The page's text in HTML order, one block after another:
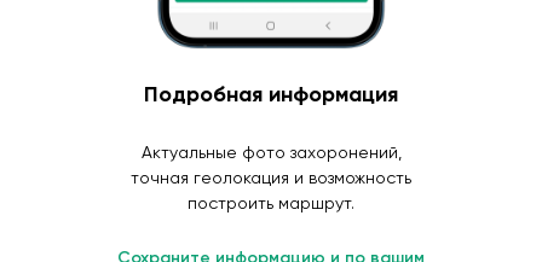
Подробная информация
Актуальные фото захоронений,
точная геолокация и возможность
построить маршрут.
Сохраните информацию и по вашим